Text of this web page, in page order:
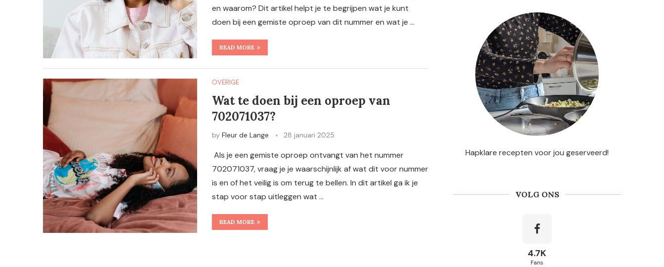
en waarom? Dit artikel helpt je te begrijpen wat je kunt
doen bij een gemiste oproep van dit nummer en wat je …
READ MORE
OVERIGE
Wat te doen bij een oproep van
702071037?
by Fleur de Lange 28 januari 2025
Als je een gemiste oproep ontvangt van het nummer
702071037, vraag je je waarschijnlijk af wat dit voor nummer
is en of het veilig is om terug te bellen. In dit artikel ga ik je
stap voor stap uitleggen wat …
READ MORE
Hapklare recepten voor jou geserveerd!
VOLG ONS
4.7K
Fans